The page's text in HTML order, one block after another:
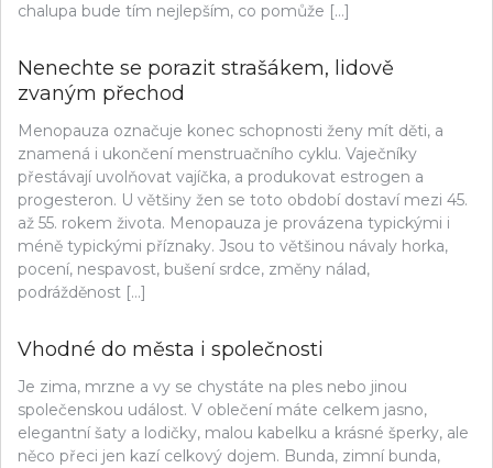
chalupa bude tím nejlepším, co pomůže […]
Nenechte se porazit strašákem, lidově
zvaným přechod
Menopauza označuje konec schopnosti ženy mít děti, a
znamená i ukončení menstruačního cyklu. Vaječníky
přestávají uvolňovat vajíčka, a produkovat estrogen a
progesteron. U většiny žen se toto období dostaví mezi 45.
až 55. rokem života. Menopauza je provázena typickými i
méně typickými příznaky. Jsou to většinou návaly horka,
pocení, nespavost, bušení srdce, změny nálad,
podrážděnost […]
Vhodné do města i společnosti
Je zima, mrzne a vy se chystáte na ples nebo jinou
společenskou událost. V oblečení máte celkem jasno,
elegantní šaty a lodičky, malou kabelku a krásné šperky, ale
něco přeci jen kazí celkový dojem. Bunda, zimní bunda,